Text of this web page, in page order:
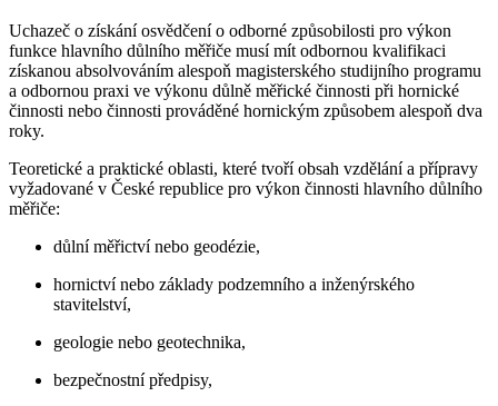
Uchazeč o získání osvědčení o odborné způsobilosti pro výkon
funkce hlavního důlního měřiče musí mít odbornou kvalifikaci
získanou absolvováním alespoň magisterského studijního programu
a odbornou praxi ve výkonu důlně měřické činnosti při hornické
činnosti nebo činnosti prováděné hornickým způsobem alespoň dva
roky.
Teoretické a praktické oblasti, které tvoří obsah vzdělání a přípravy
vyžadované v České republice pro výkon činnosti hlavního důlního
měřiče:
důlní měřictví nebo geodézie,
hornictví nebo základy podzemního a inženýrského
stavitelství,
geologie nebo geotechnika,
bezpečnostní předpisy,